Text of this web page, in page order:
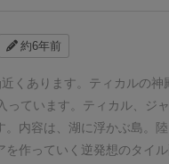
約6年前
くあります。ティカルの神
ています。 ティカル、ジ
内容は、湖に浮かぶ島。
作っていく逆発想のタイル